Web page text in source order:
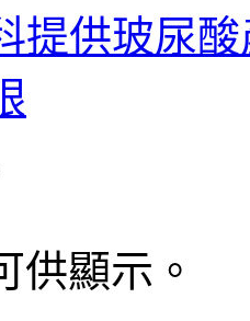
提供玻尿
供顯示。